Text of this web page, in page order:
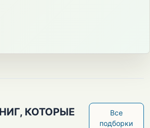
КОТОРЫЕ
Все
подборки